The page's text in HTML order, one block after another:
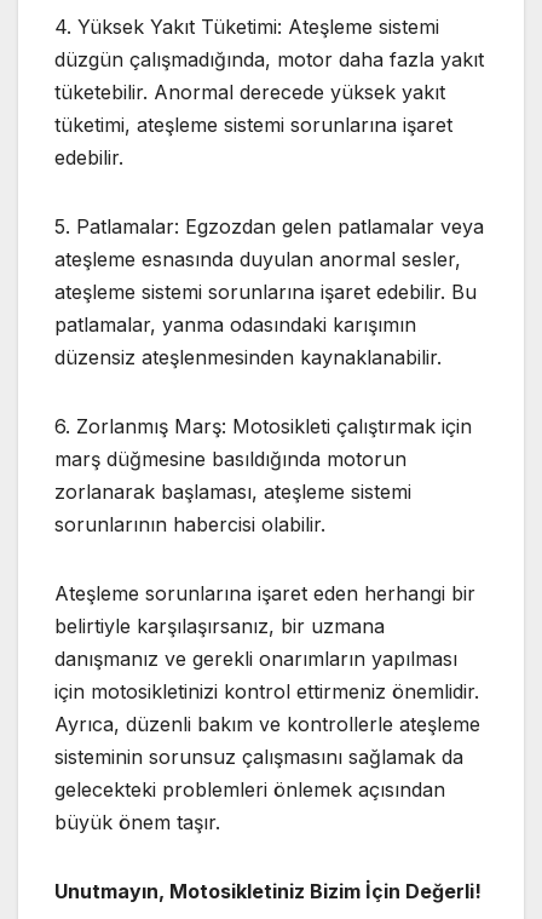
4. Yüksek Yakıt Tüketimi: Ateşleme sistemi
düzgün çalışmadığında, motor daha fazla yakıt
tüketebilir. Anormal derecede yüksek yakıt
tüketimi, ateşleme sistemi sorunlarına işaret
edebilir.
5. Patlamalar: Egzozdan gelen patlamalar veya
ateşleme esnasında duyulan anormal sesler,
ateşleme sistemi sorunlarına işaret edebilir. Bu
patlamalar, yanma odasındaki karışımın
düzensiz ateşlenmesinden kaynaklanabilir.
6. Zorlanmış Marş: Motosikleti çalıştırmak için
marş düğmesine basıldığında motorun
zorlanarak başlaması, ateşleme sistemi
sorunlarının habercisi olabilir.
Ateşleme sorunlarına işaret eden herhangi bir
belirtiyle karşılaşırsanız, bir uzmana
danışmanız ve gerekli onarımların yapılması
için motosikletinizi kontrol ettirmeniz önemlidir.
Ayrıca, düzenli bakım ve kontrollerle ateşleme
sisteminin sorunsuz çalışmasını sağlamak da
gelecekteki problemleri önlemek açısından
büyük önem taşır.
Unutmayın, Motosikletiniz Bizim İçin Değerli!